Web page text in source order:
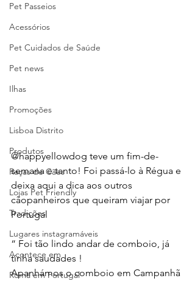
Pet Passeios
Acessórios
Pet Cuidados de Saúde
Pet news
Ilhas
Promoções
Lisboa Distrito
Produtos
Raças de Cães
Lojas Pet Friendly
Tradições
Lugares instagramáveis
Acontece em
Romã em Portugal
@happyellowdog teve um fim-de-
semana e tanto! Foi passá-lo à Régua e
deixa aqui a dica aos outros
cãopanheiros que queiram viajar por
Portugal
“ Foi tão lindo andar de comboio, já
tinha saudades !
Apanhámos o comboio em Campanhã